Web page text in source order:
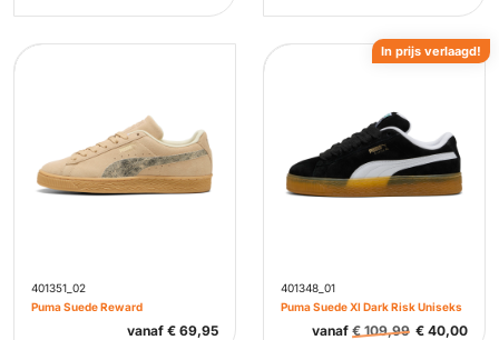
401351_02
Puma Suede Reward
vanaf € 69,95
401348_01
Puma Suede Xl Dark Risk Uniseks
vanaf €109,99 € 40,00
In prijs verlaagd!